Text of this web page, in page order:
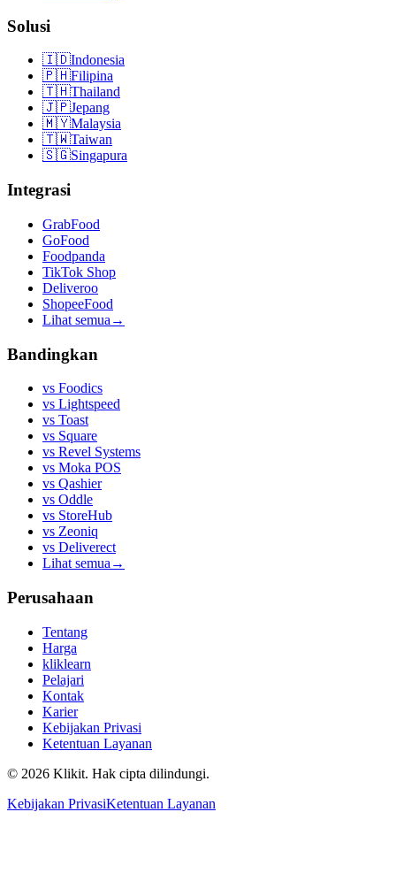
Solusi
🇮🇩Indonesia
🇵🇭Filipina
🇹🇭Thailand
🇯🇵Jepang
🇲🇾Malaysia
🇹🇼Taiwan
🇸🇬Singapura
Integrasi
GrabFood
GoFood
Foodpanda
TikTok Shop
Deliveroo
ShopeeFood
Lihat semua →
Bandingkan
vs Foodics
vs Lightspeed
vs Toast
vs Square
vs Revel Systems
vs Moka POS
vs Qashier
vs Oddle
vs StoreHub
vs Zeoniq
vs Deliverect
Lihat semua →
Perusahaan
Tentang
Harga
kliklearn
Pelajari
Kontak
Karier
Kebijakan Privasi
Ketentuan Layanan
© 2026 Klikit. Hak cipta dilindungi.
Kebijakan PrivasiKetentuan Layanan